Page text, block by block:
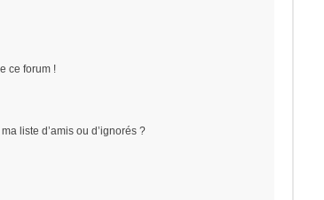
ce forum !
liste d’amis ou d’ignorés ?